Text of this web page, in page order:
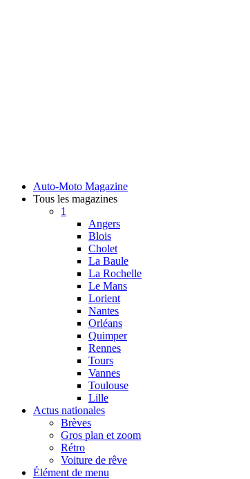
Auto-Moto Magazine
Tous les magazines
1
Angers
Blois
Cholet
La Baule
La Rochelle
Le Mans
Lorient
Nantes
Orléans
Quimper
Rennes
Tours
Vannes
Toulouse
Lille
Actus nationales
Brèves
Gros plan et zoom
Rétro
Voiture de rêve
Élément de menu